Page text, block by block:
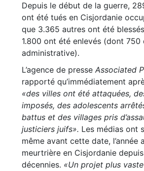
Depuis le début de la guerre,
ont été tués en Cisjordanie
que 3.365 autres ont été
1.800 ont été enlevés (dont 750
administrative).
L’agence de presse Associated
rapporté qu’immédiatement
«des villes ont été attaquées,
imposés, des adolescents
battus et des villages pris
justiciers juifs». Les médias ont
même avant cette date, l’année
meurtrière en Cisjordanie
décennies. «Un projet plus